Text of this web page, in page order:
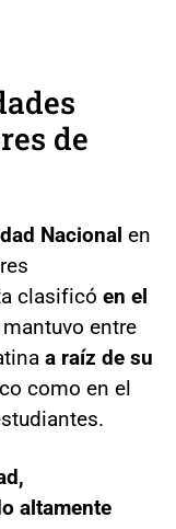
de
Nacional en
clasificó en el
entre
a raíz de su
como en el
altamente